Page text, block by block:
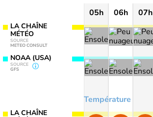
LA CHAÎNE
MÉTÉO
SOURCE
METEO CONSULT
NOAA (USA)
SOURCE
GFS
LA CHAÎNE
05h 06h 07h
Température